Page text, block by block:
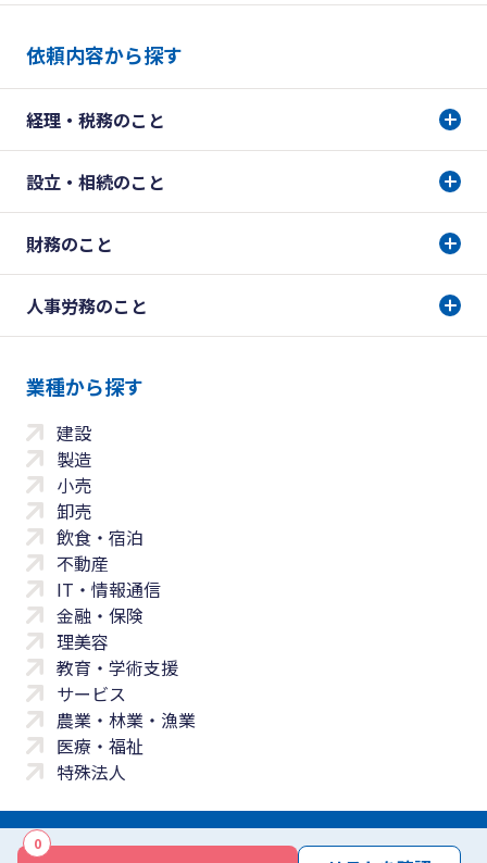
0
依頼内容から探す
経理・税務のこと
設立・相続のこと
財務のこと
人事労務のこと
業種から探す
建設
製造
小売
卸売
飲食・宿泊
不動産
IT・情報通信
金融・保険
理美容
教育・学術支援
サービス
農業・林業・漁業
医療・福祉
特殊法人
サイトマップ 免責事項 サービス利用規約